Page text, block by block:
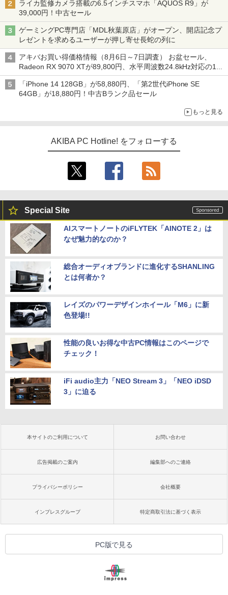
ライカ監修カメラ搭載の6.5インチスマホ「AQUOS R9」が
39,000円！中古セール
ゲーミングPC専門店「MDL秋葉原店」がオープン、開店記念プ
レゼントを求めるユーザーが押し寄せ長蛇の列に
アキバお買い得価格情報（8月6日～7日調査） お盆セール、
Radeon RX 9070 XTが89,800円、水平周波数24.8kHz対応の17
型モニターが9,801円、暑さ指数連動セール ほか
「iPhone 14 128GB」が58,880円、「第2世代iPhone SE
64GB」が18,880円！中古Bランク品セール
もっと見る
AKIBA PC Hotline! をフォローする
Special Site
AIスマートノートのiFLYTEK「AINOTE 2」は
なぜ魅力的なのか？
総合オーディオブランドに進化するSHANLING
とは何者か？
レイズのパワーデザインホイール「M6」に新
色登場!!
性能の良いお得な中古PC情報はこのページで
チェック！
iFi audio主力「NEO Stream 3」「NEO iDSD
3」に迫る
本サイトのご利用について お問い合わせ
広告掲載のご案内 編集部へのご連絡
プライバシーポリシー 会社概要
インプレスグループ 特定商取引法に基づく表示
PC版で見る